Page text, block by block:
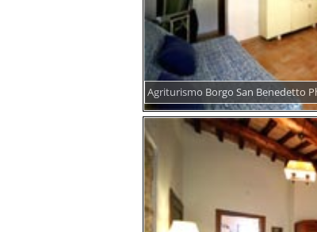
Agriturismo Borgo San Benedetto